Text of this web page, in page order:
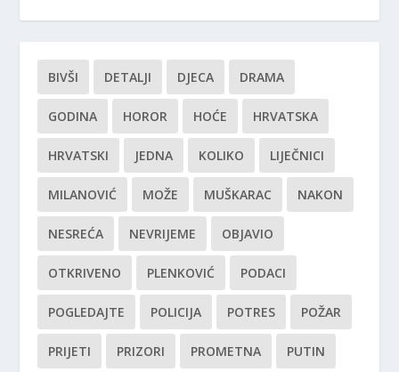
BIVŠI DETALJI DJECA DRAMA
GODINA HOROR HOĆE HRVATSKA
HRVATSKI JEDNA KOLIKO LIJEČNICI
MILANOVIĆ MOŽE MUŠKARAC NAKON
NESREĆA NEVRIJEME OBJAVIO
OTKRIVENO PLENKOVIĆ PODACI
POGLEDAJTE POLICIJA POTRES POŽAR
PRIJETI PRIZORI PROMETNA PUTIN